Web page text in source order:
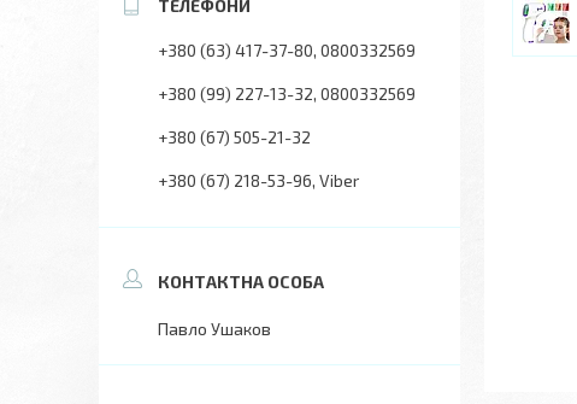
+380 (63) 417-37-80 0800332569
+380 (99) 227-13-32 0800332569
+380 (67) 505-21-32
+380 (67) 218-53-96 Viber
Павло Ушаков